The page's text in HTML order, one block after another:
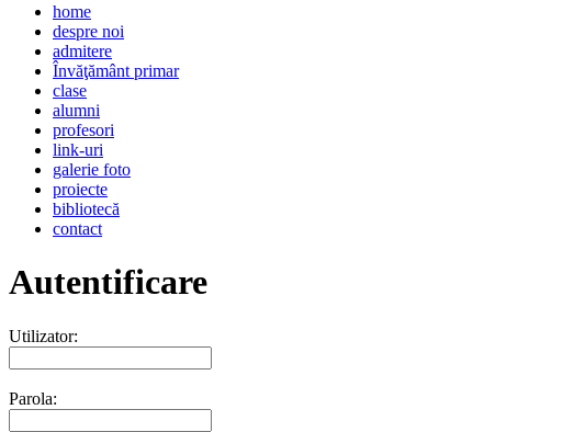
home
despre noi
admitere
Învăţământ primar
clase
alumni
profesori
link-uri
galerie foto
proiecte
bibliotecă
contact
Autentificare
Utilizator:
Parola: